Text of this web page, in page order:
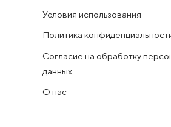
Условия использования
Политика
Согласие на обработку
данных
О нас